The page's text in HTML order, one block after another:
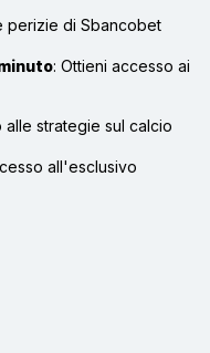
perizie di Sbancobet
: Ottieni accesso ai
alle strategie sul calcio
all'esclusivo